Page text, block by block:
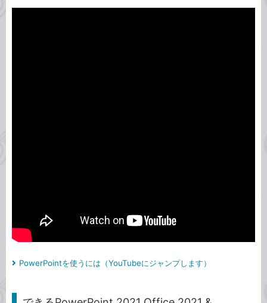
PowerPointを使うには（YouTubeにジャンプします）